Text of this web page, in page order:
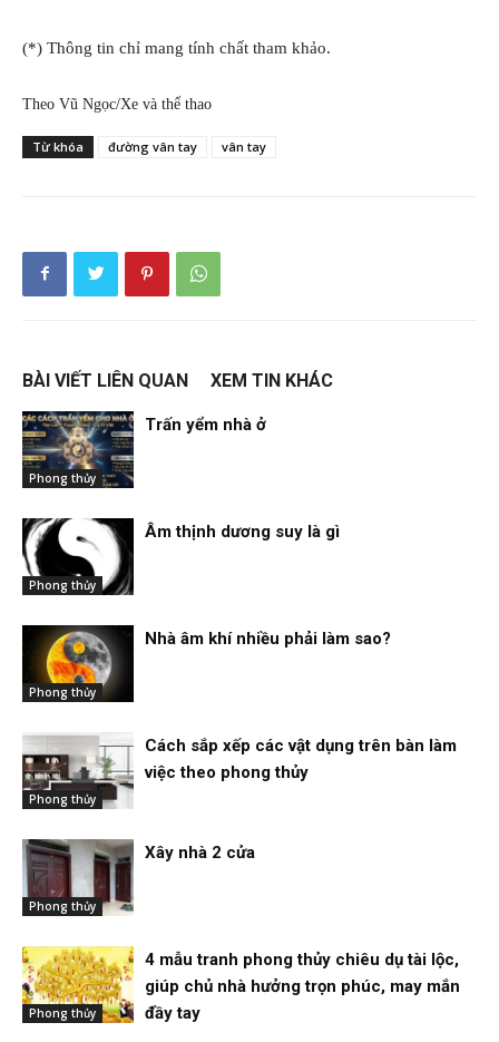
(*) Thông tin chỉ mang tính chất tham khảo.
Theo Vũ Ngọc/Xe và thể thao
Từ khóa đường vân tay vân tay
BÀI VIẾT LIÊN QUAN XEM TIN KHÁC
Phong thủy
Trấn yểm nhà ở
Phong thủy
Âm thịnh dương suy là gì
Phong thủy
Nhà âm khí nhiều phải làm sao?
Phong thủy
Cách sắp xếp các vật dụng trên bàn làm
việc theo phong thủy
Phong thủy
Xây nhà 2 cửa
Phong thủy
4 mẫu tranh phong thủy chiêu dụ tài lộc,
giúp chủ nhà hưởng trọn phúc, may mắn
đầy tay